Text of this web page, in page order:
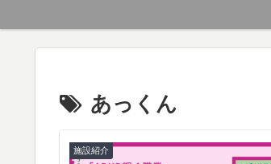
あっくん
施設紹介